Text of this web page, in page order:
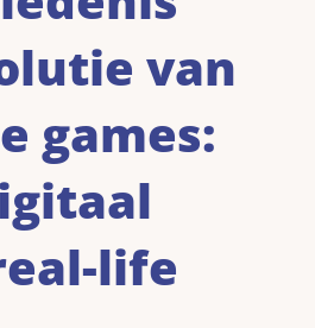
van
games:
life